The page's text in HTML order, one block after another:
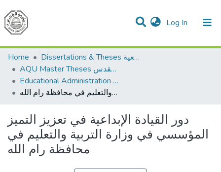
Log In (current)
Communities & Collections
All of DSpace
Home
Dissertations & Theses الرسائل الجامعية
AQU Master Theses الرسائل الجامعية الخاصة بجامعة القدس
Educational Administration الادارة التربوية
دور القيادة الإبداعية في تعزيز التميز المؤسسي في وزارة التربية والتعليم في محافظة رام الله
دور القيادة الإبداعية في تعزيز التميز
المؤسسي في وزارة التربية والتعليم في
محافظة رام الله